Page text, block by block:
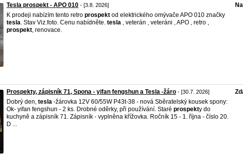
Tesla prospekt - APO 010 - [3.8. 2026]
K prodeji nabízím tento retro prospekt od elektrického omývače APO 010 značky
tesla. Stav Viz.foto. Cenu nabídněte. tesla , veterán , veteráni , APO , retro ,
prospekt, renovace.
Prospekty, zápisník 71, Spona - yifan fengshun a Tesla -žáro - [30.7. 2026]
Dobrý den, tesla -žárovka 12V 60/55W P43t-38 - nová Sběratelský kousek spony:
Ok- yifan fengshun - 2 ks. Drobné oděrky, při používání. Staré prospekty do
kuchyně a zápisník 71. Zápisník - vyplněna křížovka. Ročník 15 - 1. října - číslo 20.
D ...